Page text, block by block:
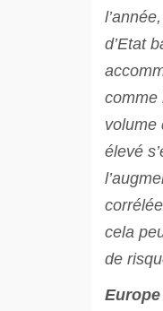
d’Etat
comme
volume
élevé
cela
de
Europe